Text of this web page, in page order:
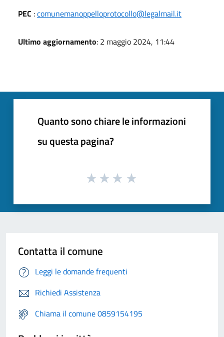
PEC :comunemanoppelloprotocollo@legalmail.it
Ultimo aggiornamento: 2 maggio 2024, 11:44
Quanto sono chiare le informazioni
su questa pagina?
Contatta il comune
Leggi le domande frequenti
Richiedi Assistenza
Chiama il comune 0859154195